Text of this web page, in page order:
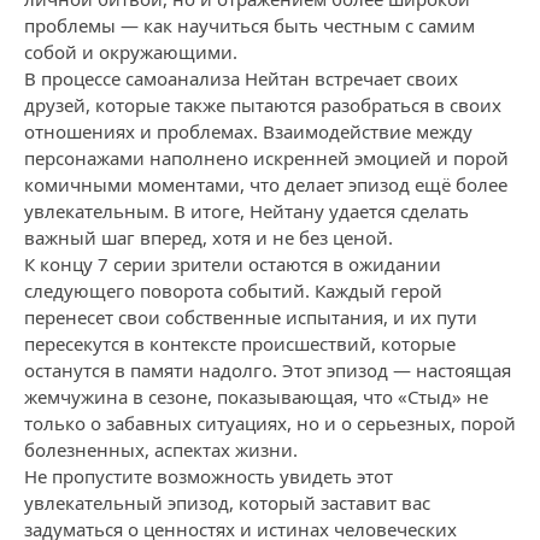
проблемы — как научиться быть честным с самим
собой и окружающими.
В процессе самоанализа Нейтан встречает своих
друзей, которые также пытаются разобраться в своих
отношениях и проблемах. Взаимодействие между
персонажами наполнено искренней эмоцией и порой
комичными моментами, что делает эпизод ещё более
увлекательным. В итоге, Нейтану удается сделать
важный шаг вперед, хотя и не без ценой.
К концу 7 серии зрители остаются в ожидании
следующего поворота событий. Каждый герой
перенесет свои собственные испытания, и их пути
пересекутся в контексте происшествий, которые
останутся в памяти надолго. Этот эпизод — настоящая
жемчужина в сезоне, показывающая, что «Стыд» не
только о забавных ситуациях, но и о серьезных, порой
болезненных, аспектах жизни.
Не пропустите возможность увидеть этот
увлекательный эпизод, который заставит вас
задуматься о ценностях и истинах человеческих